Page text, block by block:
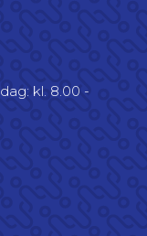
kl. 8.00 -